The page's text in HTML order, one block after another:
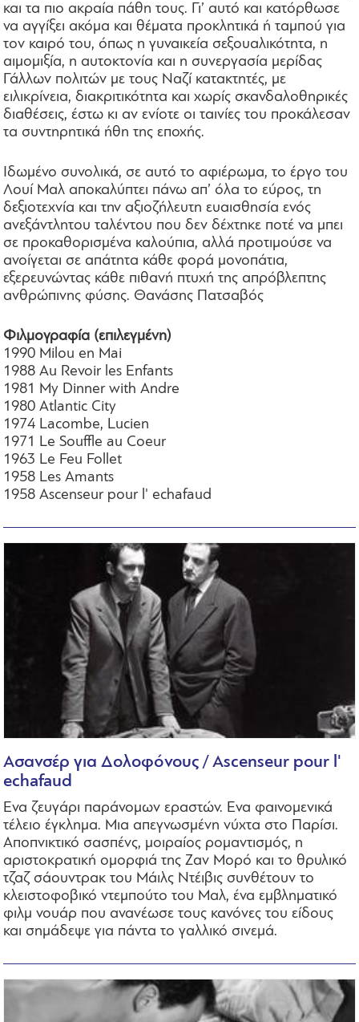
και τα πιο ακραία πάθη τους. Γι’ αυτό και κατόρθωσε
να αγγίξει ακόμα και θέματα προκλητικά ή ταμπού για
τον καιρό του, όπως η γυναικεία σεξουαλικότητα, η
αιμομιξία, η αυτοκτονία και η συνεργασία μερίδας
Γάλλων πολιτών με τους Ναζί κατακτητές, με
ειλικρίνεια, διακριτικότητα και χωρίς σκανδαλοθηρικές
διαθέσεις, έστω κι αν ενίοτε οι ταινίες του προκάλεσαν
τα συντηρητικά ήθη της εποχής.
Ιδωμένο συνολικά, σε αυτό το αφιέρωμα, το έργο του
Λουί Μαλ αποκαλύπτει πάνω απ’ όλα το εύρος, τη
δεξιοτεχνία και την αξιοζήλευτη ευαισθησία ενός
ανεξάντλητου ταλέντου που δεν δέχτηκε ποτέ να μπει
σε προκαθορισμένα καλούπια, αλλά προτιμούσε να
ανοίγεται σε απάτητα κάθε φορά μονοπάτια,
εξερευνώντας κάθε πιθανή πτυχή της απρόβλεπτης
ανθρώπινης φύσης. Θανάσης Πατσαβός
Φιλμογραφία (επιλεγμένη)
1990 Milou en Mai
1988 Au Revoir les Enfants
1981 My Dinner with Andre
1980 Atlantic City
1974 Lacombe, Lucien
1971 Le Souffle au Coeur
1963 Le Feu Follet
1958 Les Amants
1958 Ascenseur pour l' echafaud
Ασανσέρ για Δολοφόνους / Ascenseur pour l'
echafaud
Ενα ζευγάρι παράνομων εραστών. Ενα φαινομενικά
τέλειο έγκλημα. Μια απεγνωσμένη νύχτα στο Παρίσι.
Αποπνικτικό σασπένς, μοιραίος ρομαντισμός, η
αριστοκρατική ομορφιά της Ζαν Μορό και το θρυλικό
τζαζ σάουντρακ του Μάιλς Ντέιβις συνθέτουν το
κλειστοφοβικό ντεμπούτο του Μαλ, ένα εμβληματικό
φιλμ νουάρ που ανανέωσε τους κανόνες του είδους
και σημάδεψε για πάντα το γαλλικό σινεμά.